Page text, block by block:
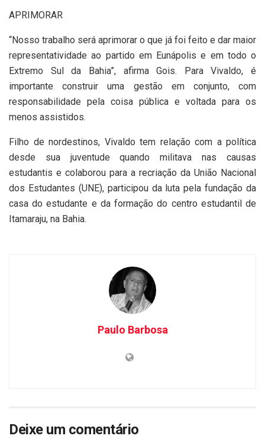
APRIMORAR
“Nosso trabalho será aprimorar o que já foi feito e dar maior
representatividade ao partido em Eunápolis e em todo o
Extremo Sul da Bahia”, afirma Gois. Para Vivaldo, é
importante construir uma gestão em conjunto, com
responsabilidade pela coisa pública e voltada para os
menos assistidos.
Filho de nordestinos, Vivaldo tem relação com a política
desde sua juventude quando militava nas causas
estudantis e colaborou para a recriação da União Nacional
dos Estudantes (UNE), participou da luta pela fundação da
casa do estudante e da formação do centro estudantil de
Itamaraju, na Bahia.
Paulo Barbosa
Deixe um comentário